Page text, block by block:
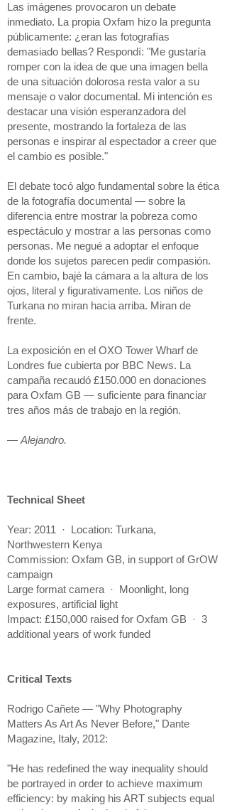
Las imágenes provocaron un debate
inmediato. La propia Oxfam hizo la pregunta
públicamente: ¿eran las fotografías
demasiado bellas? Respondí: "Me gustaría
romper con la idea de que una imagen bella
de una situación dolorosa resta valor a su
mensaje o valor documental. Mi intención es
destacar una visión esperanzadora del
presente, mostrando la fortaleza de las
personas e inspirar al espectador a creer que
el cambio es posible."
El debate tocó algo fundamental sobre la ética
de la fotografía documental — sobre la
diferencia entre mostrar la pobreza como
espectáculo y mostrar a las personas como
personas. Me negué a adoptar el enfoque
donde los sujetos parecen pedir compasión.
En cambio, bajé la cámara a la altura de los
ojos, literal y figurativamente. Los niños de
Turkana no miran hacia arriba. Miran de
frente.
La exposición en el OXO Tower Wharf de
Londres fue cubierta por BBC News. La
campaña recaudó £150.000 en donaciones
para Oxfam GB — suficiente para financiar
tres años más de trabajo en la región.
— Alejandro.
Technical Sheet
Year: 2011 · Location: Turkana,
Northwestern Kenya
Commission: Oxfam GB, in support of GrOW
campaign
Large format camera · Moonlight, long
exposures, artificial light
Impact: £150,000 raised for Oxfam GB · 3
additional years of work funded
Critical Texts
Rodrigo Cañete — "Why Photography
Matters As Art As Never Before," Dante
Magazine, Italy, 2012:
"He has redefined the way inequality should
be portrayed in order to achieve maximum
efficiency: by making his ART subjects equal